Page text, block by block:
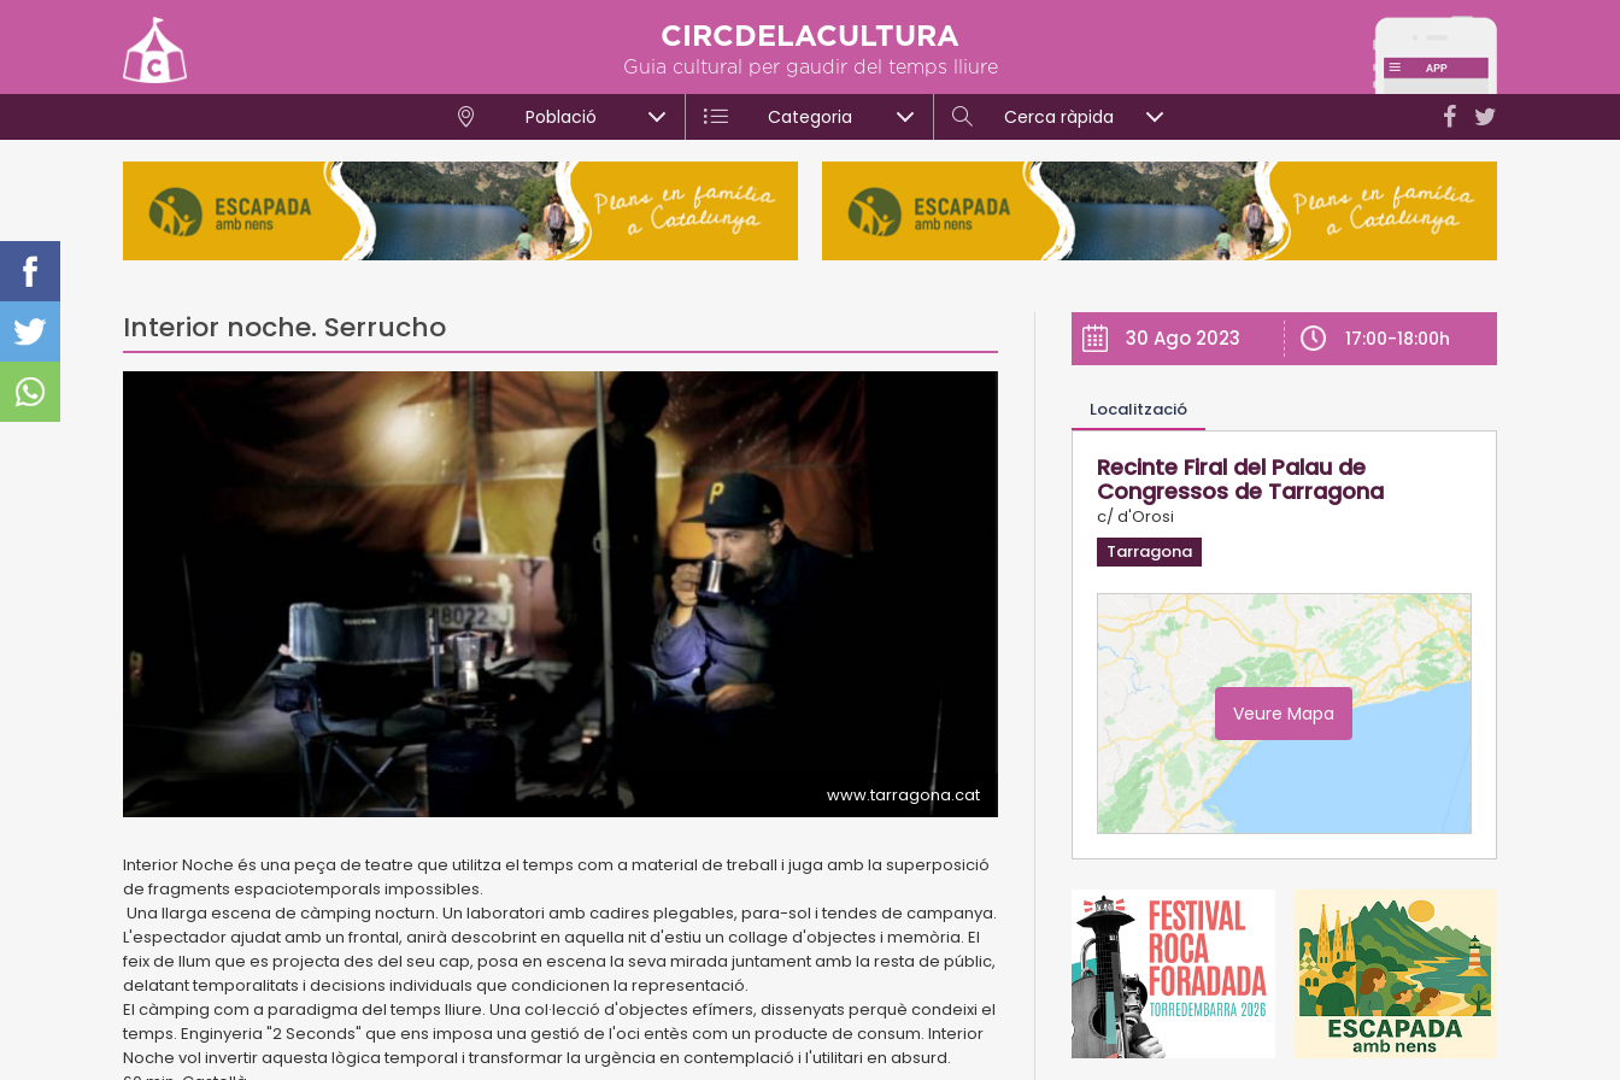
CIRCDELACULTURA
Guia cultural per gaudir del temps lliure
Població Categoria Cerca ràpida
Interior noche. Serrucho
www.tarragona.cat
Interior Noche és una peça de teatre que utilitza el temps com a material de treball i juga amb la superposició
de fragments espaciotemporals impossibles.
Una llarga escena de càmping nocturn. Un laboratori amb cadires plegables, para-sol i tendes de campanya.
L'espectador ajudat amb un frontal, anirà descobrint en aquella nit d'estiu un collage d'objectes i memòria. El
feix de llum que es projecta des del seu cap, posa en escena la seva mirada juntament amb la resta de públic,
delatant temporalitats i decisions individuals que condicionen la representació.
El càmping com a paradigma del temps lliure. Una col·lecció d'objectes efímers, dissenyats perquè condeixi el
temps. Enginyeria "2 Seconds" que ens imposa una gestió de l'oci entès com un producte de consum. Interior
Noche vol invertir aquesta lògica temporal i transformar la urgència en contemplació i l'utilitari en absurd.
30 Ago 2023 17:00-18:00h
Localització
Recinte Firal del Palau de
Congressos de Tarragona
c/ d'Orosi
Tarragona
Veure Mapa